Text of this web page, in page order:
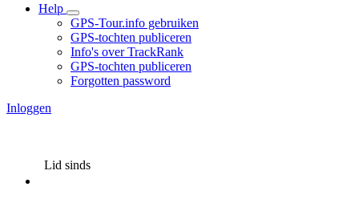
Help
GPS-Tour.info gebruiken
GPS-tochten publiceren
Info's over TrackRank
GPS-tochten publiceren
Forgotten password
Inloggen
Lid sinds